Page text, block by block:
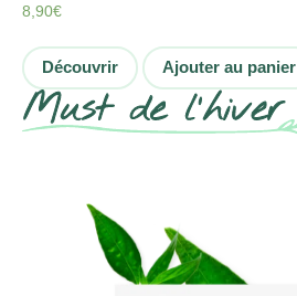
8,90€
Découvrir Ajouter au panier